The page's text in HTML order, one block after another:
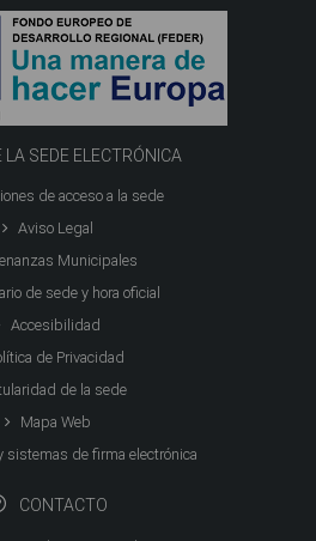
LA SEDE ELECTRÓNICA
de acceso a la sede
Aviso Legal
Municipales
de sede y hora oficial
Accesibilidad
de Privacidad
de la sede
Mapa Web
sistemas de firma electrónica
CONTACTO